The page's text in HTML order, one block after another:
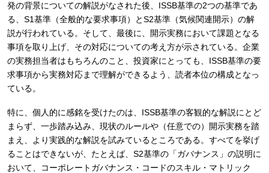
発の背景についての解説がなされた後、ISSB基準の2つの基準であ
る、S1基準（全般的な要求事項）とS2基準（気候関連開示）の解
説が行われている。そして、最後に、開示実務において課題となる
事項を取り上げ、その対応についての考え方が示されている。企業
の実務担当者はもちろんのこと、投資家にとっても、ISSB基準の要
求事項から実務対応まで理解ができるよう、読者本位の構成となっ
ている。
特に、個人的に感銘を受けたのは、ISSB基準の客観的な解説にとど
まらず、一歩踏み込み、現状のルールや（任意での）開示実務を踏
まえ、より実践的な解説を試みているところである。すべてを挙げ
ることはできないが、たとえば、S2基準の「ガバナンス」の説明に
おいて、コーポレートガバナンス・コードのスキル・マトリック